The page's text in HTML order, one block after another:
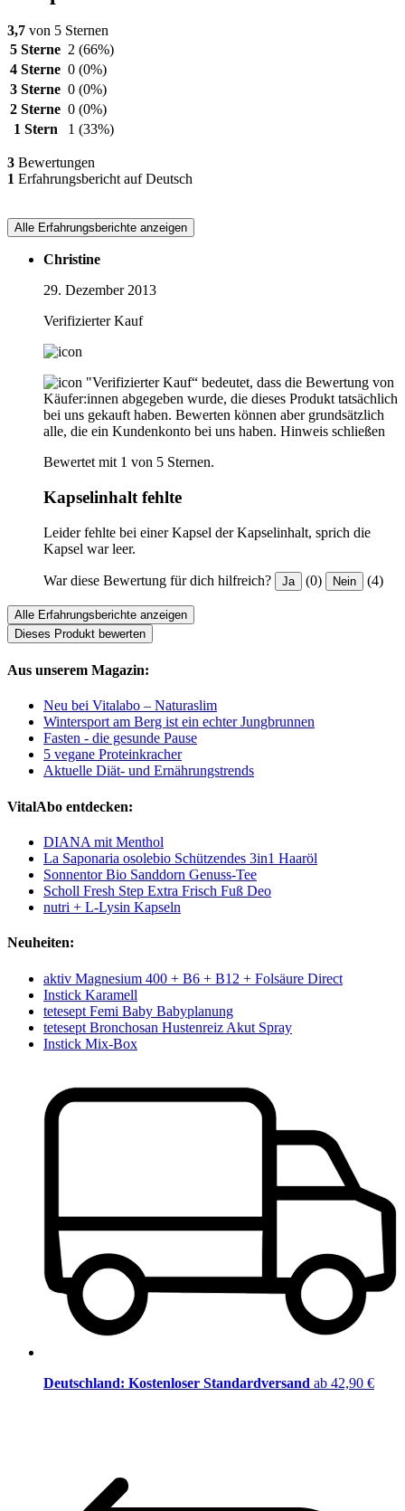
3,7 von 5 Sternen
5 Sterne 2 (66%)
4 Sterne 0 (0%)
3 Sterne 0 (0%)
2 Sterne 0 (0%)
1 Stern
1 (33%)
3 Bewertungen
1 Erfahrungsbericht auf Deutsch
Alle Erfahrungsberichte anzeigen
Christine
29. Dezember 2013
Verifizierter Kauf
"Verifizierter Kauf“ bedeutet, dass die Bewertung von
Käufer:innen abgegeben wurde, die dieses Produkt tatsächlich
bei uns gekauft haben. Bewerten können aber grundsätzlich
alle, die ein Kundenkonto bei uns haben. Hinweis schließen
Bewertet mit 1 von 5 Sternen.
Kapselinhalt fehlte
Leider fehlte bei einer Kapsel der Kapselinhalt, sprich die
Kapsel war leer.
War diese Bewertung für dich hilfreich? Ja (0) Nein (4)
Alle Erfahrungsberichte anzeigen
Dieses Produkt bewerten
Aus unserem Magazin:
Neu bei Vitalabo – Naturaslim
Wintersport am Berg ist ein echter Jungbrunnen
Fasten - die gesunde Pause
5 vegane Proteinkracher
Aktuelle Diät- und Ernährungstrends
VitalAbo entdecken:
DIANA mit Menthol
La Saponaria osolebio Schützendes 3in1 Haaröl
Sonnentor Bio Sanddorn Genuss-Tee
Scholl Fresh Step Extra Frisch Fuß Deo
nutri + L-Lysin Kapseln
Neuheiten:
aktiv Magnesium 400 + B6 + B12 + Folsäure Direct
Instick Karamell
tetesept Femi Baby Babyplanung
tetesept Bronchosan Hustenreiz Akut Spray
Instick Mix-Box
Deutschland: Kostenloser Standardversand ab 42,90 €